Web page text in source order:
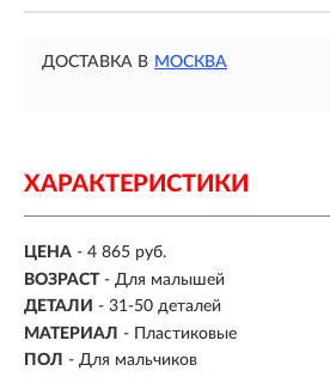
ДОСТАВКА В МОСКВА
ХАРАКТЕРИСТИКИ
ЦЕНА - 4 865 руб.
ВОЗРАСТ - Для малышей
ДЕТАЛИ - 31-50 деталей
МАТЕРИАЛ - Пластиковые
ПОЛ - Для мальчиков